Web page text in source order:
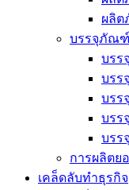
ผลิต
บรรจุภัณฑ์
บรร
บรร
บรร
บรร
บรร
การผลิตย
เคล็ดลับทำธุรกิจ